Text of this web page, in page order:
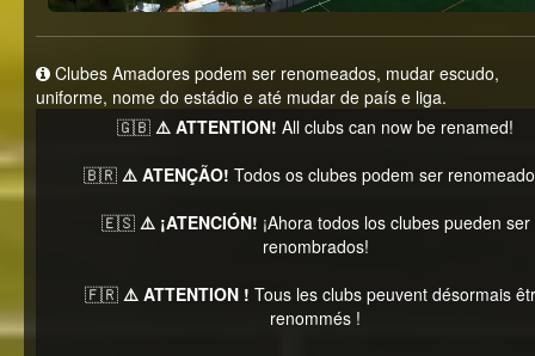
Clubes Amadores podem ser renomeados, mudar escudo,
uniforme, nome do estádio e até mudar de país e liga.
🇬🇧 ⚠️ ATTENTION! All clubs can now be renamed!
🇧🇷 ⚠️ ATENÇÃO! Todos os clubes podem ser
🇪🇸 ⚠️ ¡ATENCIÓN! ¡Ahora todos los clubes pueden ser
renombrados!
🇫🇷 ⚠️ ATTENTION ! Tous les clubs peuvent désormais
renommés !